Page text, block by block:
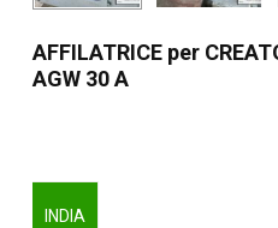
AFFILATRICE per
AGW 30 A
INDIA